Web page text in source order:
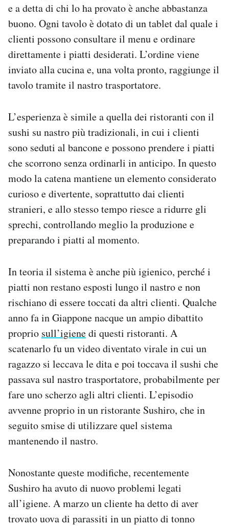
e a detta di chi lo ha provato è anche abbastanza
buono. Ogni tavolo è dotato di un tablet dal quale i
clienti possono consultare il menu e ordinare
direttamente i piatti desiderati. L’ordine viene
inviato alla cucina e, una volta pronto, raggiunge il
tavolo tramite il nastro trasportatore.
L’esperienza è simile a quella dei ristoranti con il
sushi su nastro più tradizionali, in cui i clienti
sono seduti al bancone e possono prendere i piatti
che scorrono senza ordinarli in anticipo. In questo
modo la catena mantiene un elemento considerato
curioso e divertente, soprattutto dai clienti
stranieri, e allo stesso tempo riesce a ridurre gli
sprechi, controllando meglio la produzione e
preparando i piatti al momento.
In teoria il sistema è anche più igienico, perché i
piatti non restano esposti lungo il nastro e non
rischiano di essere toccati da altri clienti. Qualche
anno fa in Giappone nacque un ampio dibattito
proprio sull’igienedi questi ristoranti. A
scatenarlo fu un video diventato virale in cui un
ragazzo si leccava le dita e poi toccava il sushi che
passava sul nastro trasportatore, probabilmente per
fare uno scherzo agli altri clienti. L’episodio
avvenne proprio in un ristorante Sushiro, che in
seguito smise di utilizzare quel sistema
mantenendo il nastro.
Nonostante queste modifiche, recentemente
Sushiro ha avuto di nuovo problemi legati
all’igiene. A marzo un cliente ha detto di aver
trovato uova di parassiti in un piatto di tonno